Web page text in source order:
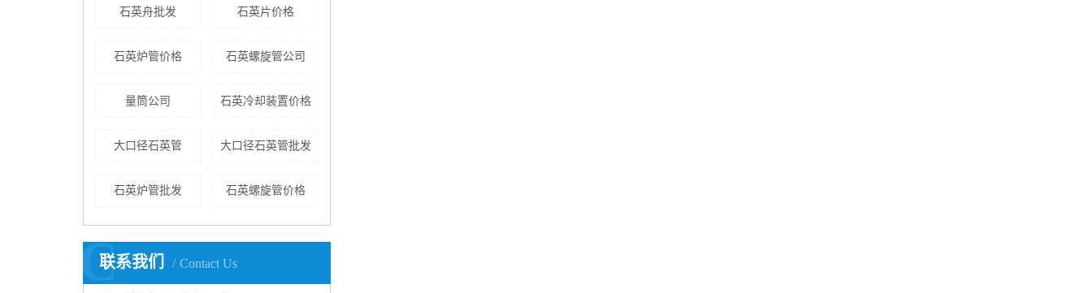
石英舟批发 石英片价格
石英炉管价格 石英螺旋管公司
量筒公司 石英冷却装置价格
大口径石英管 大口径石英管批发
石英炉管批发 石英螺旋管价格
联系我们 Contact Us
C